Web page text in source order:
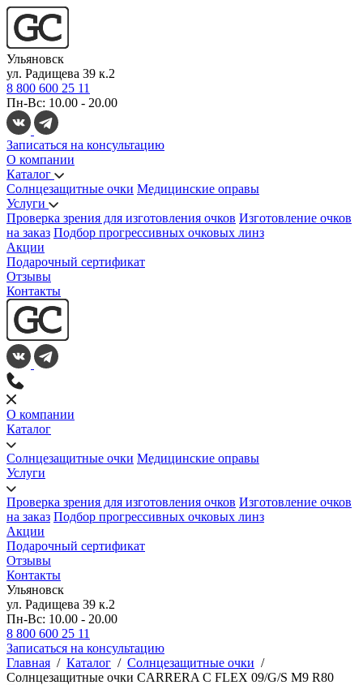
Ульяновск
ул. Радищева 39 к.2
8 800 600 25 11
Пн-Вс: 10.00 - 20.00
Записаться на консультацию
О компании
Каталог
Солнцезащитные очки Медицинские оправы
Услуги
Проверка зрения для изготовления очков Изготовление очков
на заказ Подбор прогрессивных очковых линз
Акции
Подарочный сертификат
Отзывы
Контакты
О компании
Каталог
Солнцезащитные очки Медицинские оправы
Услуги
Проверка зрения для изготовления очков Изготовление очков
на заказ Подбор прогрессивных очковых линз
Акции
Подарочный сертификат
Отзывы
Контакты
Ульяновск
ул. Радищева 39 к.2
Пн-Вс: 10.00 - 20.00
8 800 600 25 11
Записаться на консультацию
Главная / Каталог / Солнцезащитные очки /
Солнцезащитные очки CARRERA C FLEX 09/G/S M9 R80